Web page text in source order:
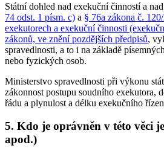
Státní dohled nad exekuční činností a
74 odst. 1 písm. c) a § 76a zákona č.
exekutorech a exekuční činnosti
zákonů, ve znění pozdějších předpisů,
spravedlnosti, a to i na základě
nebo fyzických osob.
Ministerstvo spravedlnosti při výkonu
zákonnost postupu soudního exekutora,
řádu a plynulost a délku exekučního
5. Kdo je oprávněn v této věci
apod.)